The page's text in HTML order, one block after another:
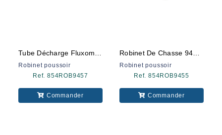
Robinet poussoir
Ref. 854ROB9457
Commander
Robinet poussoir
Ref. 854ROB9455
Commander